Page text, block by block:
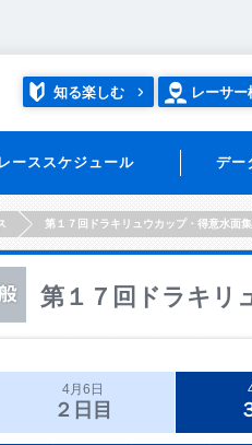
知る楽しむ レーサー
レーススケジュール デー
第１７回ドラキリュウカップ・得意水面
第１７回ドラキリ
4月6日
２日目